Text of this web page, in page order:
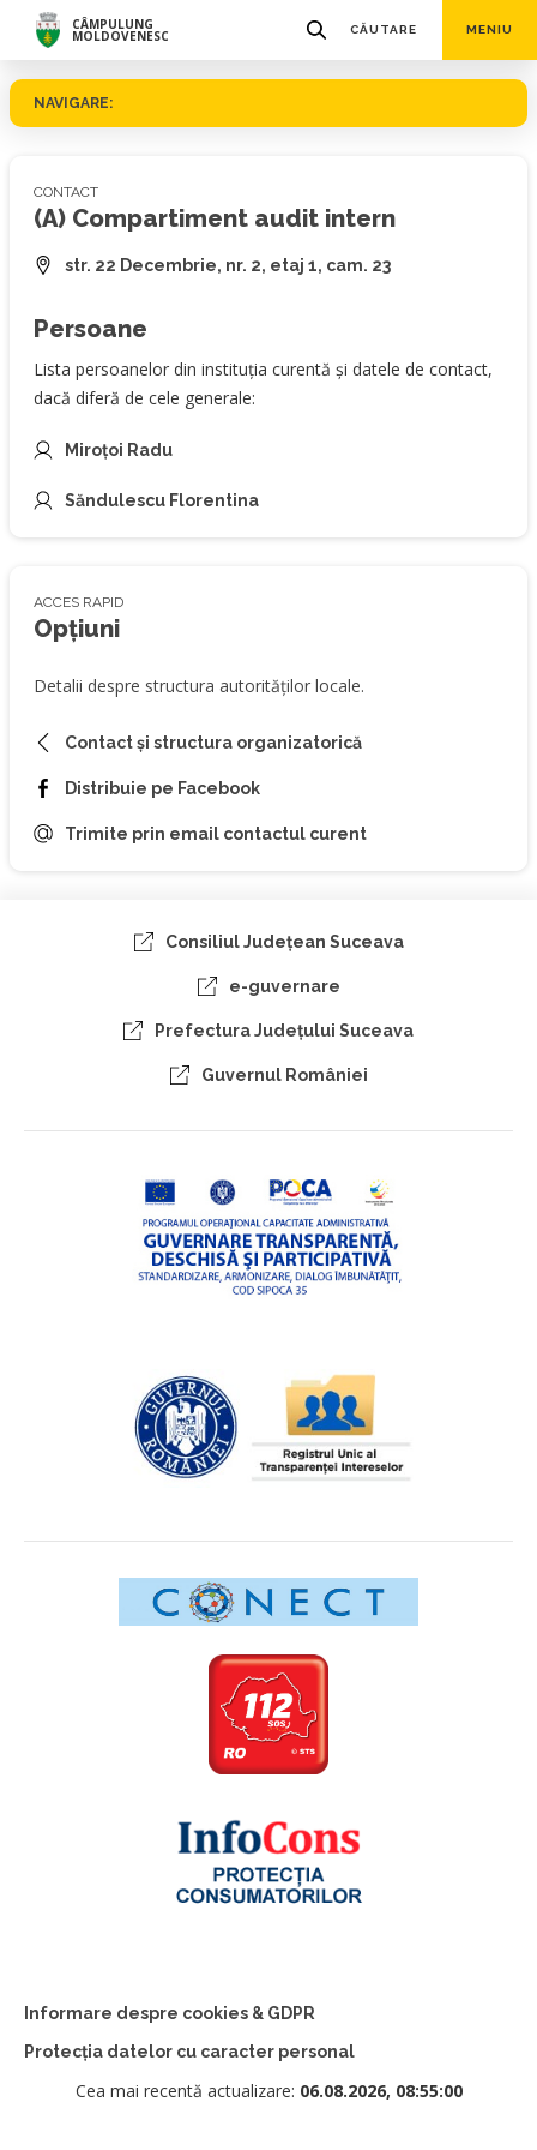
CÂMPULUNG
MOLDOVENESC CĂUTARE MENIU
NAVIGARE:
CONTACT
(A) Compartiment audit intern
str. 22 Decembrie, nr. 2, etaj 1, cam. 23
Persoane
Lista persoanelor din instituția curentă și datele de contact,
dacă diferă de cele generale:
Miroţoi Radu
Săndulescu Florentina
ACCES RAPID
Opțiuni
Detalii despre structura autorităților locale.
Contact și structura organizatorică
Distribuie pe Facebook
Trimite prin email contactul curent
Consiliul Judeţean Suceava
e-guvernare
Prefectura Judeţului Suceava
Guvernul României
Informare despre cookies & GDPR
Protecția datelor cu caracter personal
Cea mai recentă actualizare: 06.08.2026, 08:55:00